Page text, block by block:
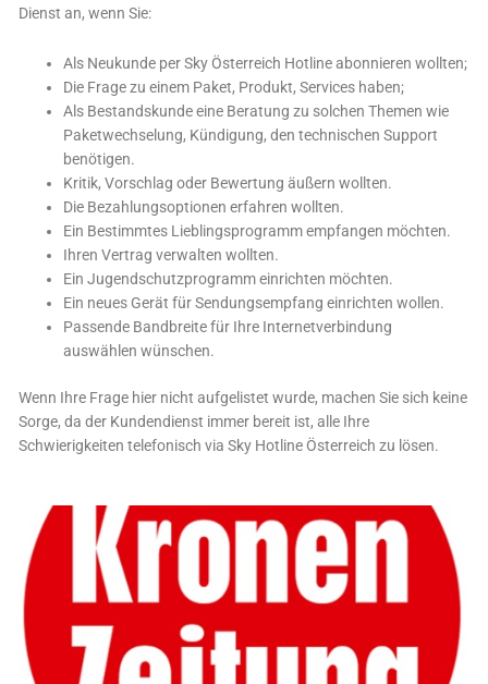
Dienst an, wenn Sie:
Als Neukunde per Sky Österreich Hotline abonnieren wollten;
Die Frage zu einem Paket, Produkt, Services haben;
Als Bestandskunde eine Beratung zu solchen Themen wie
Paketwechselung, Kündigung, den technischen Support
benötigen.
Kritik, Vorschlag oder Bewertung äußern wollten.
Die Bezahlungsoptionen erfahren wollten.
Ein Bestimmtes Lieblingsprogramm empfangen möchten.
Ihren Vertrag verwalten wollten.
Ein Jugendschutzprogramm einrichten möchten.
Ein neues Gerät für Sendungsempfang einrichten wollen.
Passende Bandbreite für Ihre Internetverbindung
auswählen wünschen.
Wenn Ihre Frage hier nicht aufgelistet wurde, machen Sie sich keine
Sorge, da der Kundendienst immer bereit ist, alle Ihre
Schwierigkeiten telefonisch via Sky Hotline Österreich zu lösen.